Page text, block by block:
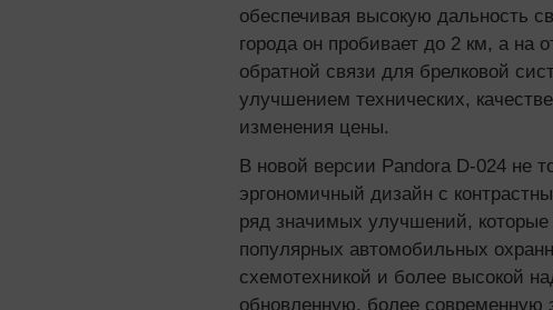
обеспечивая высокую дальность
города он пробивает до 2 км, а на
обратной связи для брелковой
улучшением технических,
изменения цены.
В новой версии Pandora D-024 не
эргономичный дизайн с
ряд значимых улучшений,
популярных автомобильных
схемотехникой и более высокой
обновленную, более